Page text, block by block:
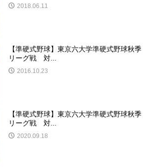
2018.06.11
【準硬式野球】東京六大学準硬式野球秋季
リーグ戦 対...
2016.10.23
【準硬式野球】東京六大学準硬式野球秋季
リーグ戦 対...
2020.09.18